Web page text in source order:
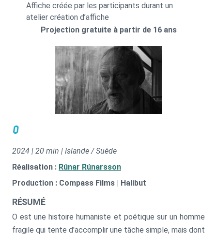
Affiche créée par les participants durant un
atelier création d’affiche
Projection gratuite à partir de 16 ans
O
2024 | 20 min | Islande / Suède
Réalisation : Rúnar Rúnarsson
Production : Compass Films | Halibut
RÉSUMÉ
O est une histoire humaniste et poétique sur un homme
fragile qui tente d'accomplir une tâche simple, mais dont